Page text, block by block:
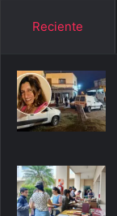
Reciente